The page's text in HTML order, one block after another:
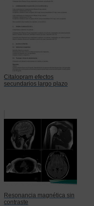
Citalopram efectos
secundarios largo plazo
Resonancia magnética sin
contraste